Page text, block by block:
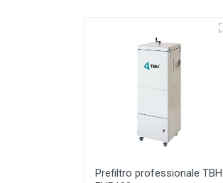
Prefiltro professionale TBH